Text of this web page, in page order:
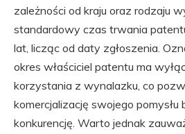
zależności od kraju oraz rodzaju
standardowy czas trwania
lat, licząc od daty zgłoszenia.
okres właściciel patentu ma
korzystania z wynalazku, co
komercjalizację swojego pomysłu
konkurencję. Warto jednak